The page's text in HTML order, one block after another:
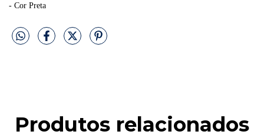
- Cor Preta
Produtos relacionados